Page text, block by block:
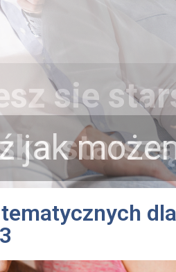
sie
jak